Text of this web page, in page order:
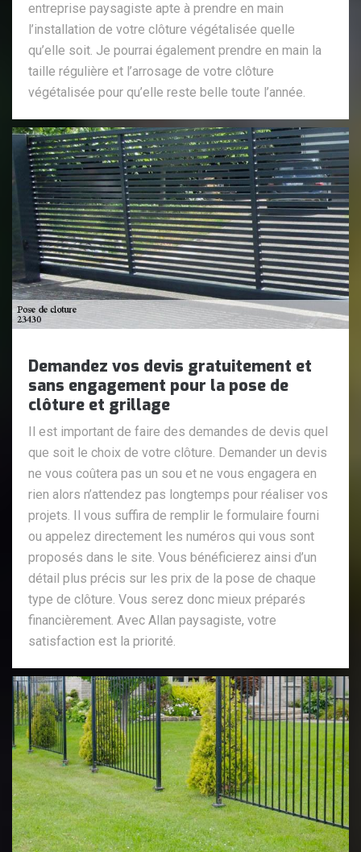
entreprise paysagiste apte à prendre en main
l’installation de votre clôture végétalisée quelle
qu’elle soit. Je pourrai également prendre en main la
taille régulière et l’arrosage de votre clôture
végétalisée pour qu’elle reste belle toute l’année.
Demandez vos devis gratuitement et
sans engagement pour la pose de
clôture et grillage
Il est important de faire des demandes de devis quel
que soit le choix de votre clôture. Demander un devis
ne vous coûtera pas un sou et ne vous engagera en
rien alors n’attendez pas longtemps pour réaliser vos
projets. Il vous suffira de remplir le formulaire fourni
ou appelez directement les numéros qui vous sont
proposés dans le site. Vous bénéficierez ainsi d’un
détail plus précis sur les prix de la pose de chaque
type de clôture. Vous serez donc mieux préparés
financièrement. Avec Allan paysagiste, votre
satisfaction est la priorité.